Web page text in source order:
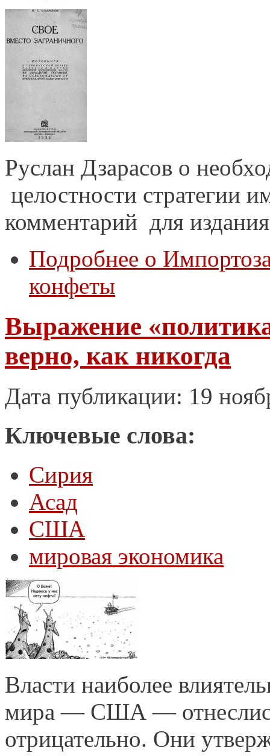
Руслан Дзарасов о
целостности стратегии
комментарий для
Подробнее о
конфеты
Выражение
верно, как никогда
Дата публикации: 19
Ключевые слова:
Сирия
Асад
США
мировая экономика
Власти наиболее
мира — США —
отрицательно. Они